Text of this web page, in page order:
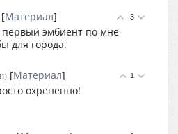
-3
[Материал]
эмбиент по мне
для города.
1
[Материал]
охрененно!